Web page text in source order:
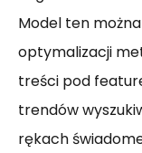
Model ten
optymalizacji
treści pod
trendów
rękach